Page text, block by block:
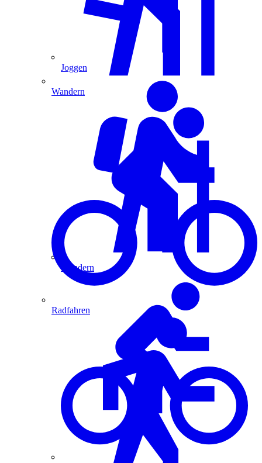
Joggen
Wandern
Wandern
Radfahren